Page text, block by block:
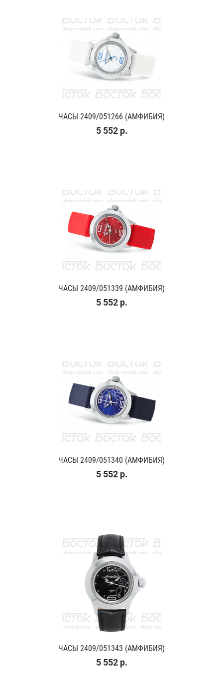
ЧАСЫ 2409/051266 (АМФИБИЯ)
5 552 р.
ЧАСЫ 2409/051339 (АМФИБИЯ)
5 552 р.
ЧАСЫ 2409/051340 (АМФИБИЯ)
5 552 р.
ЧАСЫ 2409/051343 (АМФИБИЯ)
5 552 р.